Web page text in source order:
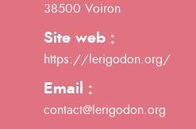
38500 Voiron
Site web :
https://lerigodon.org/
Email :
contact@lerigodon.org